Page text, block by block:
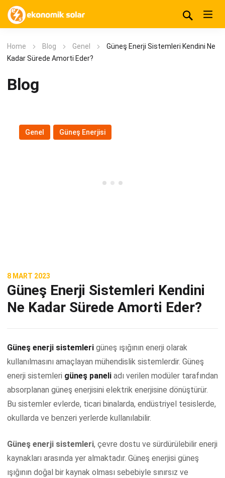
Home Blog Genel
Güneş Enerji Sistemleri Kendini Ne
Kadar Sürede Amorti Eder?
Blog
Genel Güneş Enerjisi
8 MART 2023
Güneş Enerji Sistemleri Kendini
Ne Kadar Sürede Amorti Eder?
Güneş enerji sistemleri güneş ışığının enerji olarak
kullanılmasını amaçlayan mühendislik sistemlerdir. Güneş
enerji sistemleri güneş paneli adı verilen modüler tarafından
absorplanan güneş enerjisini elektrik enerjisine dönüştürür.
Bu sistemler evlerde, ticari binalarda, endüstriyel tesislerde,
okullarda ve benzeri yerlerde kullanılabilir.
Güneş enerji sistemleri, çevre dostu ve sürdürülebilir enerji
kaynakları arasında yer almaktadır. Güneş enerjisi güneş
ışığının doğal bir kaynak olması sebebiyle sınırsız ve